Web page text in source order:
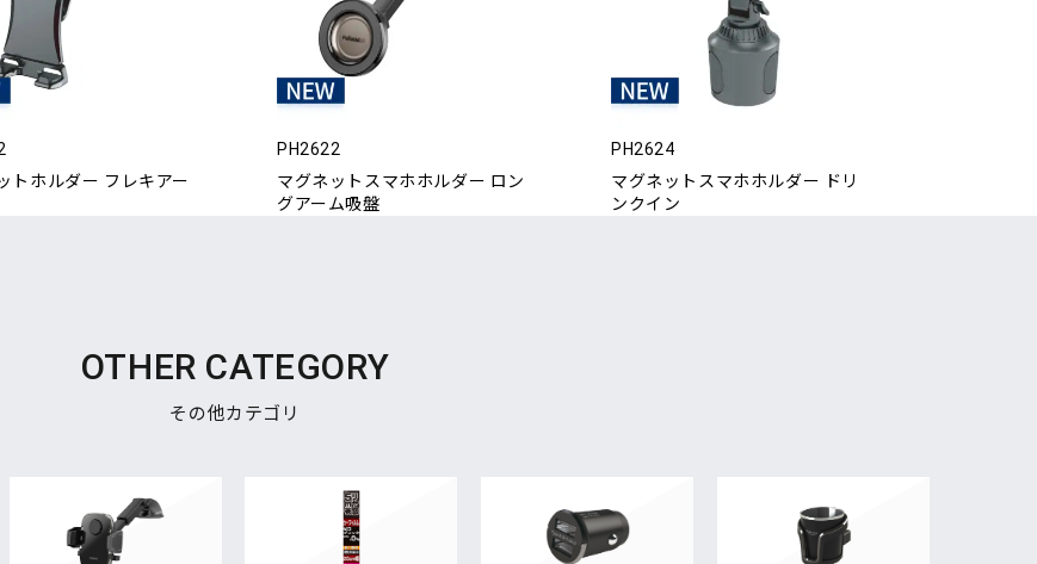
トホルダー フレキアー
PH2622
マグネットスマホホルダー ロン
グアーム吸盤
PH2624
マグネットスマホホルダー ドリ
ンクイン
OTHER CATEGORY
その他カテゴリ